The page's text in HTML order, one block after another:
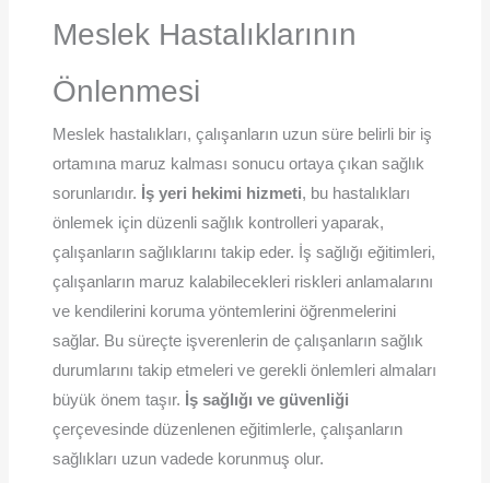
Meslek Hastalıklarının
Önlenmesi
Meslek hastalıkları, çalışanların uzun süre belirli bir iş
ortamına maruz kalması sonucu ortaya çıkan sağlık
sorunlarıdır. İş yeri hekimi hizmeti, bu hastalıkları
önlemek için düzenli sağlık kontrolleri yaparak,
çalışanların sağlıklarını takip eder. İş sağlığı eğitimleri,
çalışanların maruz kalabilecekleri riskleri anlamalarını
ve kendilerini koruma yöntemlerini öğrenmelerini
sağlar. Bu süreçte işverenlerin de çalışanların sağlık
durumlarını takip etmeleri ve gerekli önlemleri almaları
büyük önem taşır. İş sağlığı ve güvenliği
çerçevesinde düzenlenen eğitimlerle, çalışanların
sağlıkları uzun vadede korunmuş olur.